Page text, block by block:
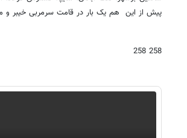
پیش از این هم یک بار در قامت سرمربی خیبر و
258 258